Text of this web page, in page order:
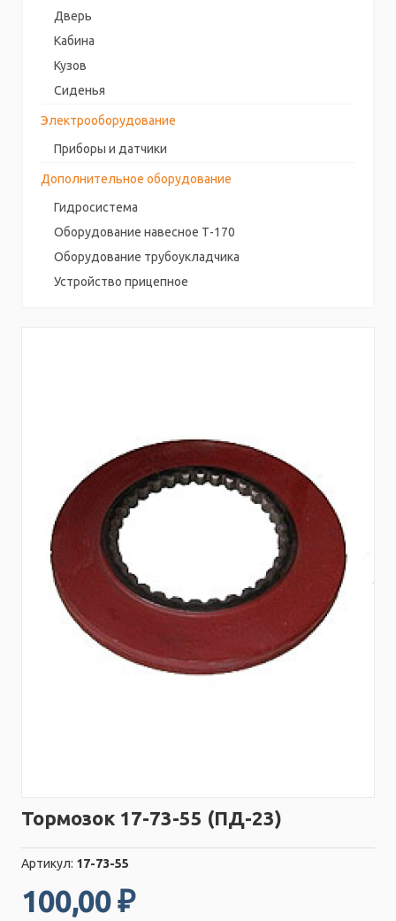
Дверь
Кабина
Кузов
Сиденья
Электрооборудование
Приборы и датчики
Дополнительное оборудование
Гидросистема
Оборудование навесное Т-170
Оборудование трубоукладчика
Устройство прицепное
Тормозок 17-73-55 (ПД-23)
Артикул: 17-73-55
100,00 ₽